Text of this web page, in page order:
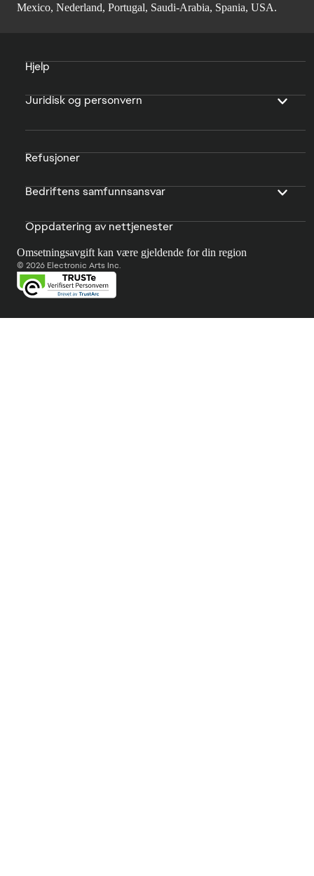
Mexico, Nederland, Portugal, Saudi-Arabia, Spania, USA.
Hjelp
Juridisk og personvern
Refusjoner
Bedriftens samfunnsansvar
Oppdatering av nettjenester
Omsetningsavgift kan være gjeldende for din region
© 2026 Electronic Arts Inc.